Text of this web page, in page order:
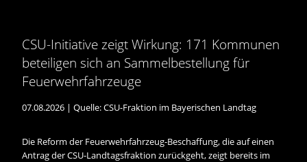
CSU-Initiative zeigt Wirkung: 171 Kommunen
beteiligen sich an Sammelbestellung für
Feuerwehrfahrzeuge
07.08.2026 | Quelle:CSU-Fraktion im Bayerischen Landtag
Die Reform der Feuerwehrfahrzeug-Beschaffung, die auf einen
Antrag der CSU-Landtagsfraktion zurückgeht, zeigt bereits im